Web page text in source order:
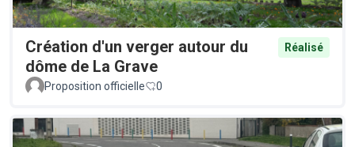
Création d'un verger autour du
dôme de La Grave
Réalisé
Proposition officielle 0